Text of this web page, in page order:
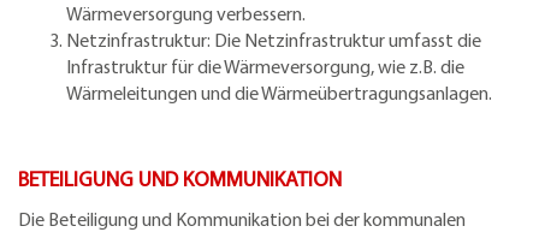
Wärmeversorgung verbessern.
Netzinfrastruktur: Die Netzinfrastruktur umfasst die
Infrastruktur für die Wärmeversorgung, wie z.B. die
Wärmeleitungen und die Wärmeübertragungsanlagen.
BETEILIGUNG UND KOMMUNIKATION
Die Beteiligung und Kommunikation bei der kommunalen